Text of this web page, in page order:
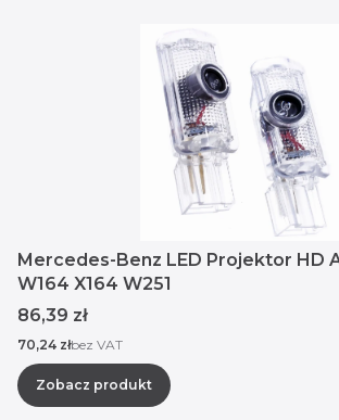
Mercedes-Benz LED Projektor HD
W164 X164 W251
Cena
86,39 zł
Cena
70,24 złbez VAT
Zobacz produkt